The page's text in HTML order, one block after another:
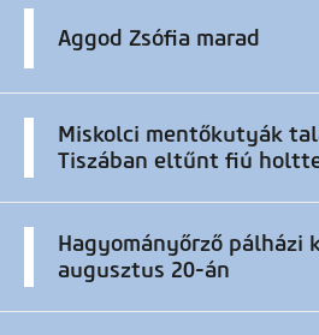
Aggod Zsófia marad
Miskolci mentőkutyák
Tiszában eltűnt fiú
Hagyományőrző pálházi
augusztus 20-án